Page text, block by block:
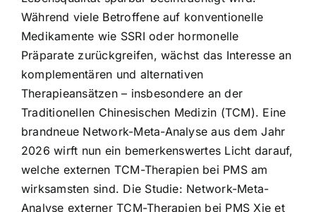
Während viele Betroffene auf konventionelle
Medikamente wie SSRI oder hormonelle
Präparate zurückgreifen, wächst das Interesse an
komplementären und alternativen
Therapieansätzen – insbesondere an der
Traditionellen Chinesischen Medizin (TCM). Eine
brandneue Network-Meta-Analyse aus dem Jahr
2026 wirft nun ein bemerkenswertes Licht darauf,
welche externen TCM-Therapien bei PMS am
wirksamsten sind. Die Studie: Network-Meta-
Analyse externer TCM-Therapien bei PMS Xie et